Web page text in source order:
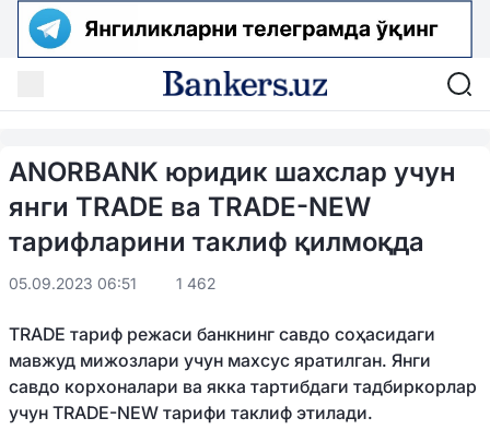
ANORBANK юридик шахслар учун
янги TRADE ва TRADE-NEW
тарифларини таклиф қилмоқда
05.09.2023 06:51 1 462
TRADE тариф режаси банкнинг савдо соҳасидаги
мавжуд мижозлари учун махсус яратилган. Янги
савдо корхоналари ва якка тартибдаги тадбиркорлар
учун TRADE-NEW тарифи таклиф этилади.